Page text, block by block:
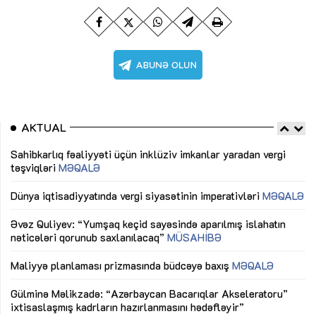
AKTUAL
Sahibkarlıq fəaliyyəti üçün inklüziv imkanlar yaradan vergi
təşviqləri MƏQALƏ
Dünya iqtisadiyyatında vergi siyasətinin imperativləri MƏQALƏ
Əvəz Quliyev: “Yumşaq keçid sayəsində aparılmış islahatın
nəticələri qorunub saxlanılacaq” MÜSAHİBƏ
Maliyyə planlaması prizmasında büdcəyə baxış MƏQALƏ
Gülminə Məlikzadə: “Azərbaycan Bacarıqlar Akseleratoru”
ixtisaslaşmış kadrların hazırlanmasını hədəfləyir”